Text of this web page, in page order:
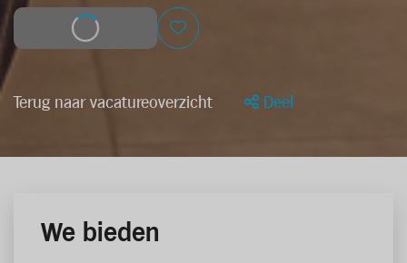
Solliciteer
Terug naar vacatureoverzicht Deel
We bieden